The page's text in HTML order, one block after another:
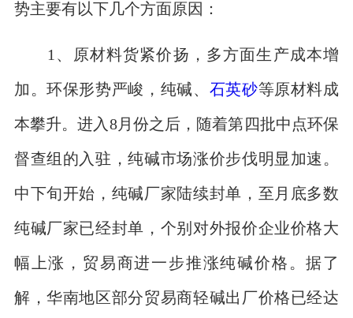
势主要有以下几个方面原因：
1、原材料货紧价扬，多方面生产成本增
加。环保形势严峻，纯碱、 石英砂等原材料成
本攀升。进入8月份之后，随着第四批中点环保
督查组的入驻，纯碱市场涨价步伐明显加速。
中下旬开始，纯碱厂家陆续封单，至月底多数
纯碱厂家已经封单，个别对外报价企业价格大
幅上涨，贸易商进一步推涨纯碱价格。据了
解，华南地区部分贸易商轻碱出厂价格已经达